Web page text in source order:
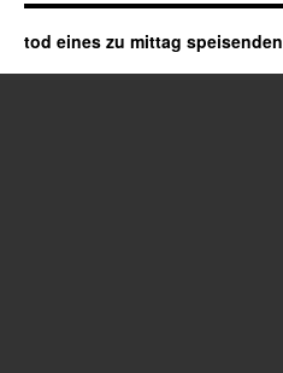
tod eines zu mittag speisenden